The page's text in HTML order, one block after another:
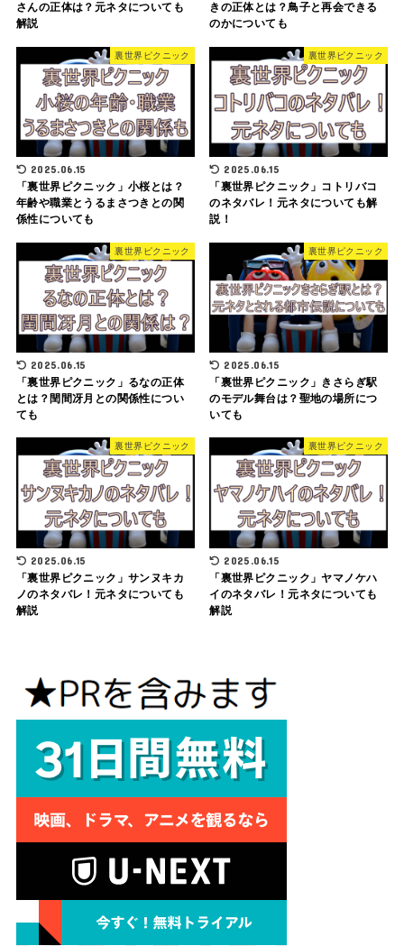
さんの正体は？元ネタについても
解説
きの正体とは？鳥子と再会できる
のかについても
裏世界ピクニック
2025.06.15
「裏世界ピクニック」小桜とは？
年齢や職業とうるまさつきとの関
係性についても
裏世界ピクニック
2025.06.15
「裏世界ピクニック」コトリバコ
のネタバレ！元ネタについても解
説！
裏世界ピクニック
2025.06.15
「裏世界ピクニック」るなの正体
とは？閏間冴月との関係性につい
ても
裏世界ピクニック
2025.06.15
「裏世界ピクニック」きさらぎ駅
のモデル舞台は？聖地の場所につ
いても
裏世界ピクニック
2025.06.15
「裏世界ピクニック」サンヌキカ
ノのネタバレ！元ネタについても
解説
裏世界ピクニック
2025.06.15
「裏世界ピクニック」ヤマノケハ
イのネタバレ！元ネタについても
解説